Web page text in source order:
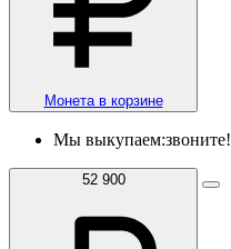
Монета в корзине
Мы выкупаем:звоните!
52 900